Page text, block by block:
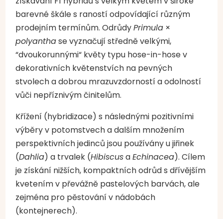
barevné škále s raností odpovídající různým
prodejním termínům. OdrůdyPrimula ×
polyanthase vyznačují středně velkými,
“dvoukorunnými“ květy typu hose-in-hose v
dekorativních květenstvích na pevných
stvolech a dobrou mrazuvzdorností a odolností
vůči nepříznivým činitelům.
Křížení (hybridizace) s následnými pozitivními
výběry v potomstvech a dalším množením
perspektivních jedinců jsou používány u jiřinek
(Dahlia) a trvalek (HibiscusaEchinacea). Cílem
je získání nižších, kompaktních odrůd s dřívějším
kvetením v převážně pastelových barvách, ale
zejména pro pěstování v nádobách
(kontejnerech).